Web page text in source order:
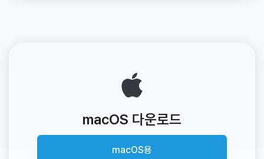
macOS 다운로드
macOS용